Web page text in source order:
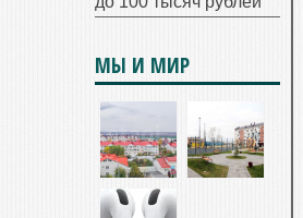
МЫ И МИР